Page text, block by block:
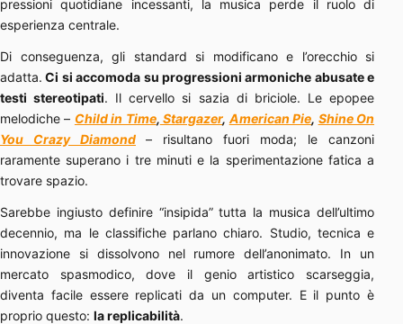
pressioni quotidiane incessanti, la musica perde il ruolo di
esperienza centrale.
Di conseguenza, gli standard si modificano e l’orecchio si
adatta. Ci si accomoda su progressioni armoniche abusate e
testi stereotipati. Il cervello si sazia di briciole. Le epopee
melodiche – Child in Time, Stargazer, American Pie, Shine On
You Crazy Diamond
– risultano fuori moda; le canzoni
raramente superano i tre minuti e la sperimentazione fatica a
trovare spazio.
Sarebbe ingiusto definire “insipida” tutta la musica dell’ultimo
decennio, ma le classifiche parlano chiaro. Studio, tecnica e
innovazione si dissolvono nel rumore dell’anonimato. In un
mercato spasmodico, dove il genio artistico scarseggia,
diventa facile essere replicati da un computer. E il punto è
proprio questo: la replicabilità.